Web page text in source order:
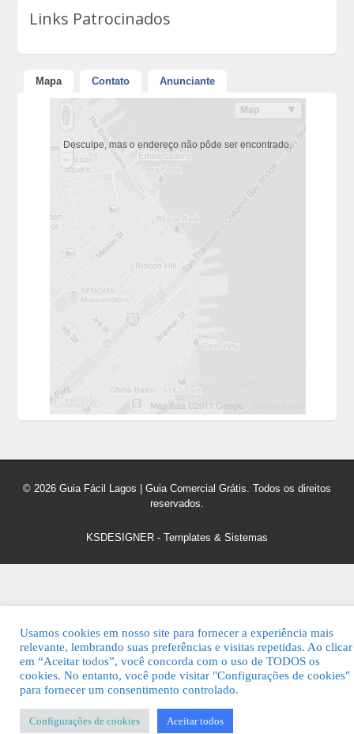
Links Patrocinados
Mapa Contato Anunciante
Desculpe, mas o endereço não pôde ser encontrado.
© 2026 Guia Fácil Lagos | Guia Comercial Grátis. Todos os direitos
reservados.
KSDESIGNER - Templates & Sistemas
Usamos cookies em nosso site para fornecer a experiência mais
relevante, lembrando suas preferências e visitas repetidas. Ao clicar
em “Aceitar todos”, você concorda com o uso de TODOS os
cookies. No entanto, você pode visitar "Configurações de cookies"
para fornecer um consentimento controlado.
Configurações de cookies Aceitar todos